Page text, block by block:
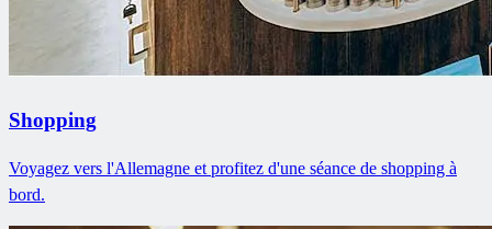
Shopping
Voyagez vers l'Allemagne et profitez d'une séance de shopping à
bord.